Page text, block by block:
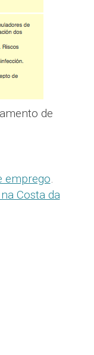
de
emprego.
Costa da